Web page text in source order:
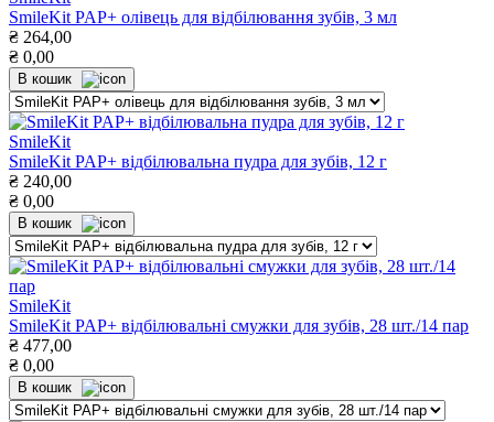
SmileKit PAP+ олівець для відбілювання зубів, 3 мл
₴ 264,00
₴ 0,00
В кошик
SmileKit
SmileKit PAP+ відбілювальна пудра для зубів, 12 г
₴ 240,00
₴ 0,00
В кошик
SmileKit
SmileKit PAP+ відбілювальні смужки для зубів, 28 шт./14 пар
₴ 477,00
₴ 0,00
В кошик